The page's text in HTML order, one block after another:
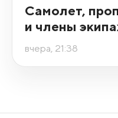
Самолет,
и члены
вчера, 21:38